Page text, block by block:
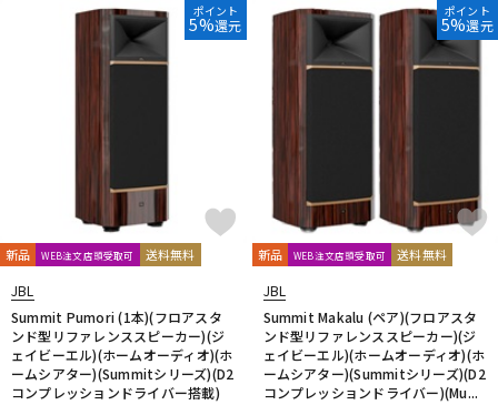
ポイント
5%還元
新品 WEB注文店頭受取可 送料無料
JBL
Summit Pumori (1本)(フロアスタ
ンド型リファレンススピーカー)(ジ
ェイビーエル)(ホームオーディオ)(ホ
ームシアター)(Summitシリーズ)(D2
コンプレッションドライバー搭載)
ポイント
5%還元
新品 WEB注文店頭受取可 送料無料
JBL
Summit Makalu (ペア)(フロアスタ
ンド型リファレンススピーカー)(ジ
ェイビーエル)(ホームオーディオ)(ホ
ームシアター)(Summitシリーズ)(D2
コンプレッションドライバー)(Mu...